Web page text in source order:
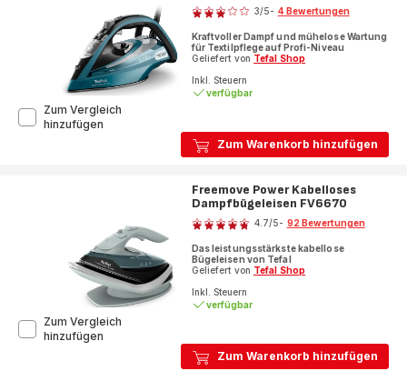
Zum Warenkorb hinzufügen
mit
3
Sternen
(Durchschnitt)
3/5- 4 Bewertungen
Kraftvoller Dampf und mühelose Wartung
für Textilpflege auf Profi-Niveau
Geliefert von Tefal Shop
Inkl. Steuern
verfügbar
Zum Vergleich
hinzufügen
Dampfbügeleisen
Zum Warenkorb hinzufügen
Freemove Power Kabelloses
Dampfbügeleisen FV6670
Bewertung
4.7/5- 92 Bewertungen
Das leistungsstärkste kabellose
Bügeleisen von Tefal
Geliefert von Tefal Shop
Inkl. Steuern
verfügbar
Zum Vergleich
hinzufügen